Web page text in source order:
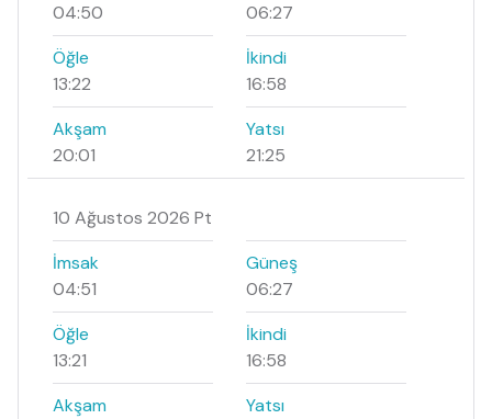
04:50
06:27
Öğle
13:22
İkindi
16:58
Akşam
20:01
Yatsı
21:25
10 Ağustos 2026 Pt
İmsak
04:51
Güneş
06:27
Öğle
13:21
İkindi
16:58
Akşam
Yatsı